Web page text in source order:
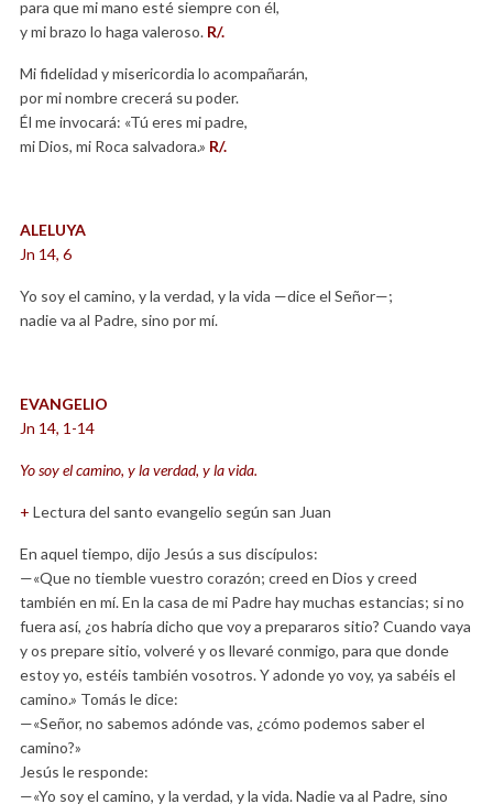
para que mi mano esté siempre con él,
y mi brazo lo haga valeroso. R/.
Mi fidelidad y misericordia lo acompañarán,
por mi nombre crecerá su poder.
Él me invocará: «Tú eres mi padre,
mi Dios, mi Roca salvadora.» R/.
ALELUYA
Jn 14, 6
Yo soy el camino, y la verdad, y la vida —dice el Señor—;
nadie va al Padre, sino por mí.
EVANGELIO
Jn 14, 1-14
Yo soy el camino, y la verdad, y la vida.
+ Lectura del santo evangelio según san Juan
En aquel tiempo, dijo Jesús a sus discípulos:
—«Que no tiemble vuestro corazón; creed en Dios y creed
también en mí. En la casa de mi Padre hay muchas estancias; si no
fuera así, ¿os habría dicho que voy a prepararos sitio? Cuando vaya
y os prepare sitio, volveré y os llevaré conmigo, para que donde
estoy yo, estéis también vosotros. Y adonde yo voy, ya sabéis el
camino.» Tomás le dice:
—«Señor, no sabemos adónde vas, ¿cómo podemos saber el
camino?»
Jesús le responde:
—«Yo soy el camino, y la verdad, y la vida. Nadie va al Padre, sino